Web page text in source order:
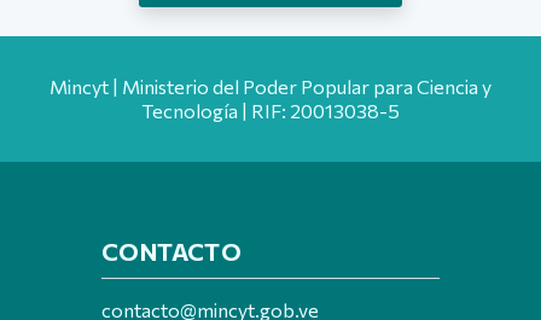
Mincyt | Ministerio del Poder Popular para Ciencia y
Tecnología | RIF: 20013038-5
CONTACTO
contacto@mincyt.gob.ve